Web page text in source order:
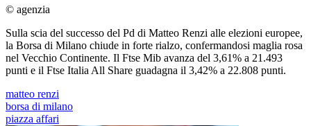
© agenzia
Sulla scia del successo del Pd di Matteo Renzi alle elezioni europee,
la Borsa di Milano chiude in forte rialzo, confermandosi maglia rosa
nel Vecchio Continente. Il Ftse Mib avanza del 3,61% a 21.493
punti e il Ftse Italia All Share guadagna il 3,42% a 22.808 punti.
matteo renzi
borsa di milano
piazza affari